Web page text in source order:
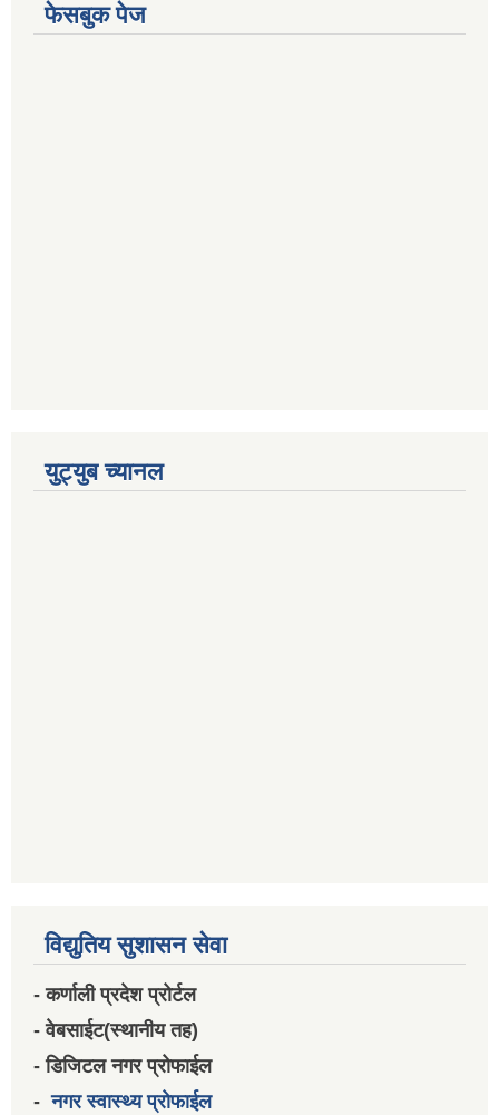
फेसबुक पेज
युट्युब च्यानल
विद्युतिय सुशासन सेवा
- कर्णाली प्रदेश प्रोर्टल
- वेबसाईट(स्थानीय तह)
- डिजिटल नगर प्रोफाईल
-नगर स्वास्थ्य प्रोफाईल